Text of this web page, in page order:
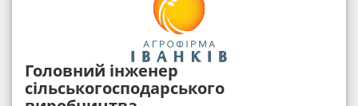
Головний інженер
сільськогосподарського